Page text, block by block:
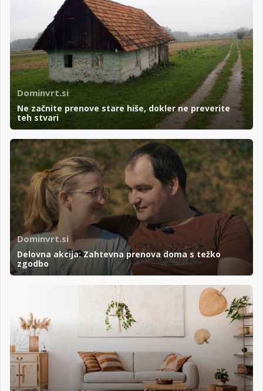
Dominvrt.si
Ne začnite prenove stare hiše, dokler ne preverite
teh stvari
Dominvrt.si
Delovna akcija: Zahtevna prenova doma s težko
zgodbo